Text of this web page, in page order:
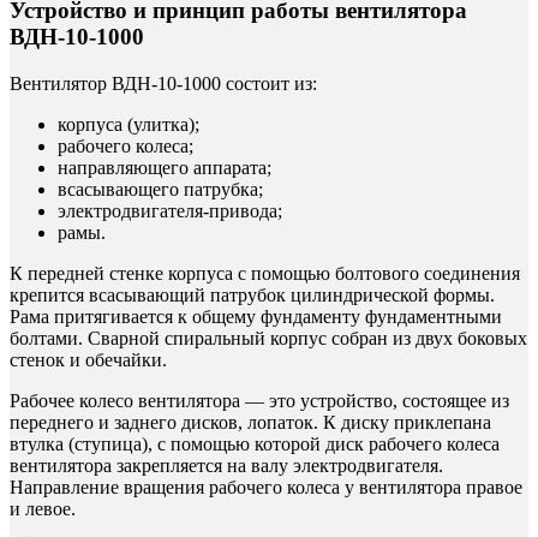
Устройство и принцип работы вентилятора
ВДН-10-1000
Вентилятор ВДН-10-1000 состоит из:
корпуса (улитка);
рабочего колеса;
направляющего аппарата;
всасывающего патрубка;
электродвигателя-привода;
рамы.
К передней стенке корпуса с помощью болтового соединения
крепится всасывающий патрубок цилиндрической формы.
Рама притягивается к общему фундаменту фундаментными
болтами. Сварной спиральный корпус собран из двух боковых
стенок и обечайки.
Рабочее колесо вентилятора — это устройство, состоящее из
переднего и заднего дисков, лопаток. К диску приклепана
втулка (ступица), с помощью которой диск рабочего колеса
вентилятора закрепляется на валу электродвигателя.
Направление вращения рабочего колеса у вентилятора правое
и левое.